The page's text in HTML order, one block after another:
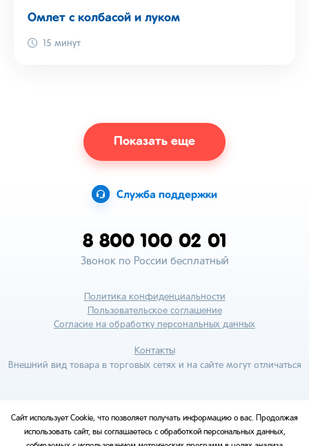
Омлет с колбасой и луком
15 минут
Показать еще
Служба поддержки
8 800 100 02 01
Звонок по России бесплатный
Политика конфиденциальности
Пользовательское соглашение
Согласие на обработку персональных данных
Контакты
Внешний вид товара в торговых сетях и на сайте могут отличаться
Сайт использует Cookie, что позволяет получать информацию о вас. Продолжая
использовать сайт, вы соглашаетесь с обработкой персональных данных,